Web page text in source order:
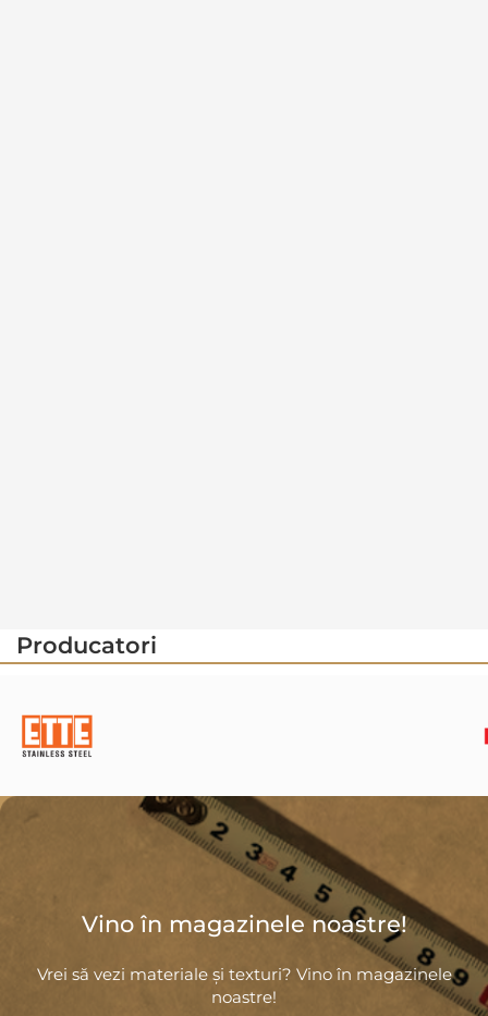
Producatori
Vino în magazinele noastre!
Vrei să vezi materiale și texturi? Vino în magazinele
noastre!